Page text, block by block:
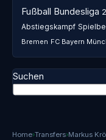
Home›Transfers›Markus
Fußball Bundesliga
Abstiegskampf
Bremen FC Bayern
Suchen